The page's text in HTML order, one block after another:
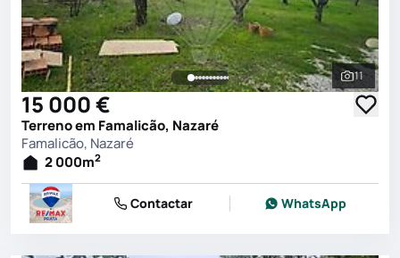
Ver
11
15 000 €
Terreno em Famalicão, Nazaré
Famalicão, Nazaré
2 000m2
Contactar WhatsApp